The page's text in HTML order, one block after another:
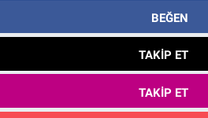
BEĞEN
TAKIP ET
TAKIP ET